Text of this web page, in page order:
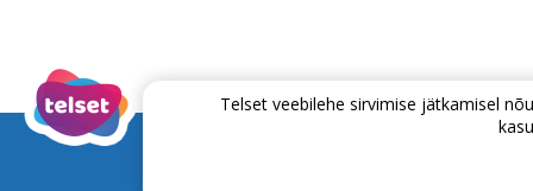
Telset veebilehe sirvimise jätkamisel